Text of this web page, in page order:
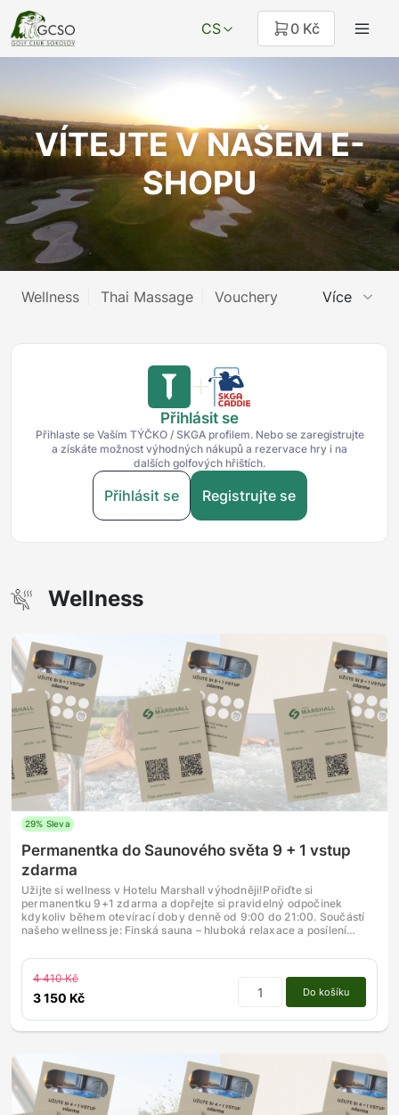
CS 0 Kč
VÍTEJTE V NAŠEM E-
SHOPU
Wellness Thai Massage Vouchery Více
Přihlásit se
Přihlaste se Vaším TÝČKO / SKGA profilem. Nebo se zaregistrujte
a získáte možnost výhodných nákupů a rezervace hry i na
dalších golfových hřištích.
Přihlásit se Registrujte se
Wellness
29% Sleva
Permanentka do Saunového světa 9 + 1 vstup
zdarma
Užijte si wellness v Hotelu Marshall výhodněji!Pořiďte si
permanentku 9+1 zdarma a dopřejte si pravidelný odpočinek
kdykoliv během otevírací doby denně od 9:00 do 21:00. Součástí
našeho wellness je: Finská sauna – hluboká relaxace a posílení…
4 410 Kč
3 150 Kč Do košíku